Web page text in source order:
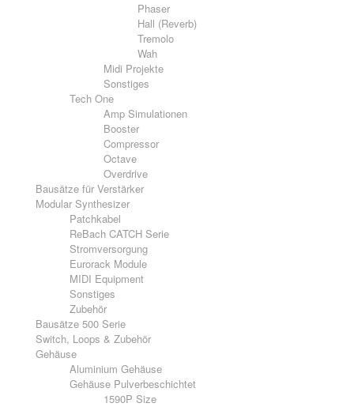
Phaser
Hall (Reverb)
Tremolo
Wah
Midi Projekte
Sonstiges
Tech One
Amp Simulationen
Booster
Compressor
Octave
Overdrive
Bausätze für Verstärker
Modular Synthesizer
Patchkabel
ReBach CATCH Serie
Stromversorgung
Eurorack Module
MIDI Equipment
Sonstiges
Zubehör
Bausätze 500 Serie
Switch, Loops & Zubehör
Gehäuse
Aluminium Gehäuse
Gehäuse Pulverbeschichtet
1590P Size